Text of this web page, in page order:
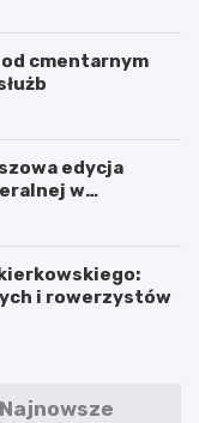
cmentarnym
edycja
w
i rowerzystów
Najnowsze